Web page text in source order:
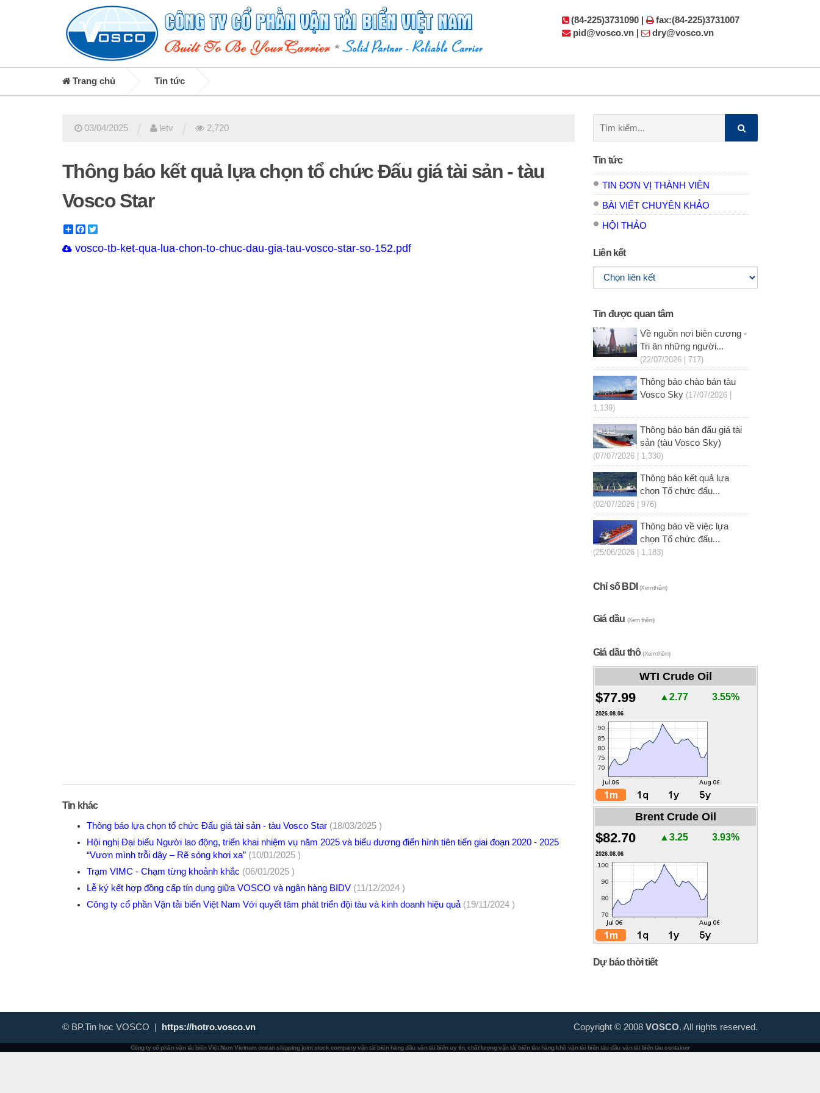
(84-225)3731090 |
fax:(84-225)3731007
pid@vosco.vn |
dry@vosco.vn
Trang chủ Tin tức
03/04/2025 letv 2,720
Thông báo kết quả lựa chọn tổ chức Đấu giá tài sản - tàu
Vosco Star
ShareFacebook
vosco-tb-ket-qua-lua-chon-to-chuc-dau-gia-tau-vosco-star-so-152.pdf
Tin khác
Thông báo lựa chọn tổ chức Đấu giá tài sản - tàu Vosco Star (18/03/2025 )
Hội nghị Đại biểu Người lao động, triển khai nhiệm vụ năm 2025 và biểu dương điển hình tiên tiến giai đoạn 2020 - 2025
“Vươn mình trỗi dậy – Rẽ sóng khơi xa” (10/01/2025 )
Trạm VIMC - Chạm từng khoảnh khắc (06/01/2025 )
Lễ ký kết hợp đồng cấp tín dụng giữa VOSCO và ngân hàng BIDV (11/12/2024 )
Công ty cổ phần Vận tải biển Việt Nam Với quyết tâm phát triển đội tàu và kinh doanh hiệu quả (19/11/2024 )
kiếm:
Tin tức
TIN ĐƠN VỊ THÀNH VIÊN
BÀI VIẾT CHUYÊN KHẢO
HỘI THẢO
Liên kết
Tin được quan tâm
Về nguồn nơi biên cương -
Tri ân những người...
(22/07/2026 | 717)
Thông báo chào bán tàu
Vosco Sky (17/07/2026 |
1,139)
Thông báo bán đấu giá tài
sản (tàu Vosco Sky)
(07/07/2026 | 1,330)
Thông báo kết quả lựa
chọn Tổ chức đấu...
(02/07/2026 | 976)
Thông báo về việc lựa
chọn Tổ chức đấu...
(25/06/2026 | 1,183)
Chỉ số BDI(Xem thêm)
Giá dầu (Xem thêm)
Giá dầu thô(Xem thêm)
WTI Crude Oil
$77.99 ▲2.77 3.55%
2026.08.06
Brent Crude Oil
$82.70 ▲3.25 3.93%
2026.08.06
Dự báo thời tiết
© BP.Tin học VOSCO | https://hotro.vosco.vn Copyright © 2008 VOSCO. All rights reserved.
Công ty cổ phần vận tải biển Việt Nam Vietnam ocean shipping joint stock company vận tải biển hàng đầu vận tải biển uy tín, chất lượng vận tải biển tàu hàng khô vận tải biển tàu dầu vận tải biển tàu container